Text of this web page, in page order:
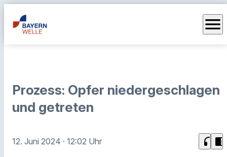
menu
Prozess: Opfer niedergeschlagen
und getreten
12. Juni 2024 · 12:02 Uhr headphones chrome_reader_mode